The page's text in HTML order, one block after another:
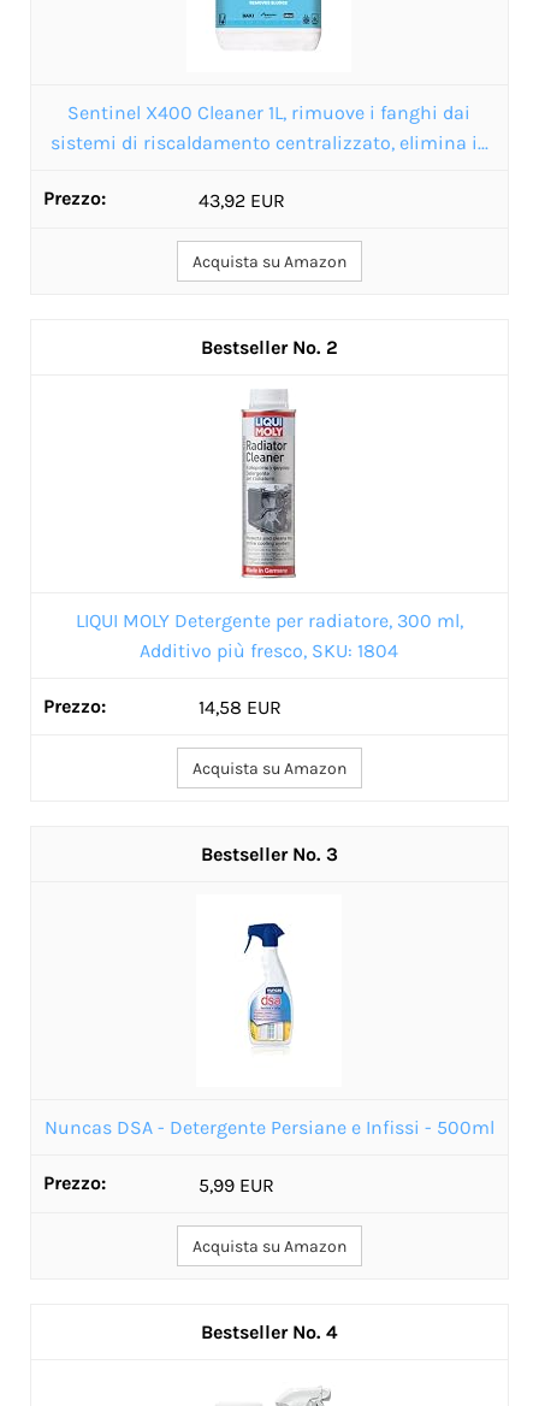
Sentinel X400 Cleaner 1L, rimuove i fanghi dai
sistemi di riscaldamento centralizzato, elimina i...
43,92 EUR
Acquista su Amazon
2
LIQUI MOLY Detergente per radiatore, 300 ml,
Additivo più fresco, SKU: 1804
14,58 EUR
Acquista su Amazon
3
Nuncas DSA - Detergente Persiane e Infissi - 500ml
5,99 EUR
Acquista su Amazon
4